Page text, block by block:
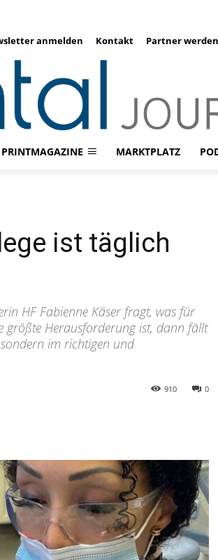
anmelden Kontakt Partner werden
PRINTMAGAZINE MARKTPLATZ
ist täglich
HF Fabienne Käser fragt, was für
größte Herausforderung ist, dann fällt
im richtigen und
0
910